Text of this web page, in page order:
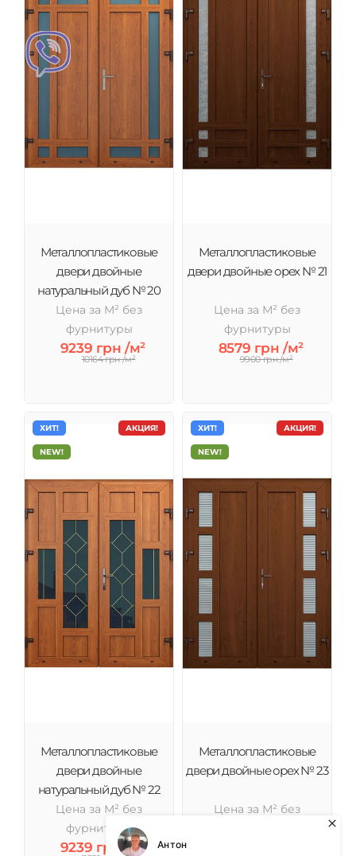
Металлопластиковые
двери двойные
натуральный дуб № 20
Цена за М² без
фурнитуры
9239 грн /м²
10164 грн /м²
Металлопластиковые
двери двойные орех № 21
Цена за М² без
фурнитуры
8579 грн /м²
9900 грн /м²
АКЦИЯ!
ХИТ!
NEW!
Металлопластиковые
двери двойные
натуральный дуб № 22
Цена за М² без
фурнитуры
9239 грн /м²
АКЦИЯ!
ХИТ!
NEW!
Металлопластиковые
двери двойные орех № 23
Цена за М² без